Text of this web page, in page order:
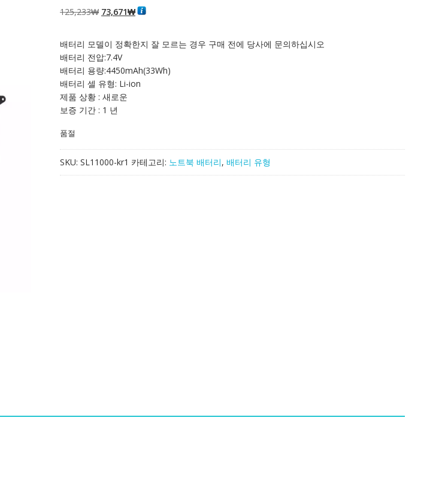
125,233₩ 원
격:
125,233₩
73,671₩현
격:
배터리 모델이 정확한지 잘 모르는 경우 구매 전에 당사에 문의하십시오
배터리 전압:7.4V
배터리 용량:4450mAh(33Wh)
배터리 셀 유형: Li-ion
제품 상황 : 새로운
보증 기간 : 1 년
품절
SKU: SL11000-kr1 카테고리: 노트북 배터리, 배터리 유형